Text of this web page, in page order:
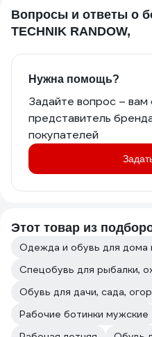
Вопросы и ответы о
TECHNIK RANDOW,
Нужна помощь?
Задайте вопрос – вам
представитель
покупателей
Этот товар из
Одежда и обувь для дома
Спецобувь для рыбалки,
Обувь для дачи, сада,
Рабочие ботинки мужские